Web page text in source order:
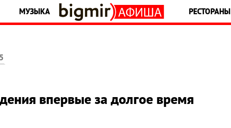
МУЗЫКА РЕСТОРАНЫ
впервые за долгое время